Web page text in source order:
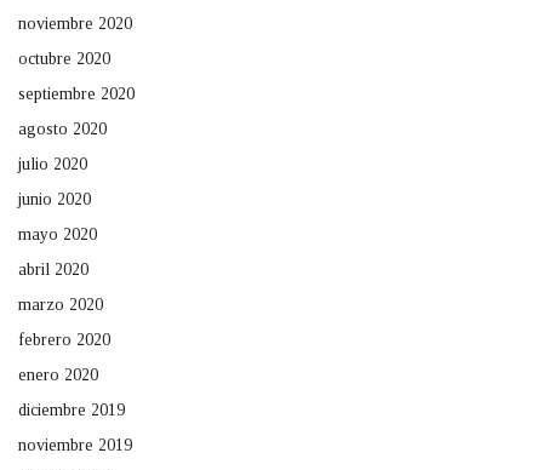
noviembre 2020
octubre 2020
septiembre 2020
agosto 2020
julio 2020
junio 2020
mayo 2020
abril 2020
marzo 2020
febrero 2020
enero 2020
diciembre 2019
noviembre 2019